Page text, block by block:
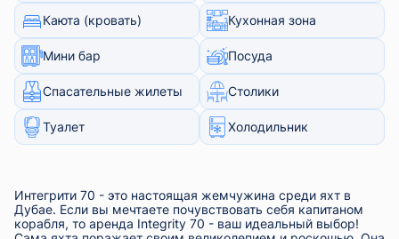
Каюта (кровать) Кухонная зона
Мини бар Посуда
Спасательные жилеты Столики
Туалет Холодильник
Интегрити 70 - это настоящая жемчужина среди яхт в
Дубае. Если вы мечтаете почувствовать себя капитаном
корабля, то аренда Integrity 70 - ваш идеальный выбор!